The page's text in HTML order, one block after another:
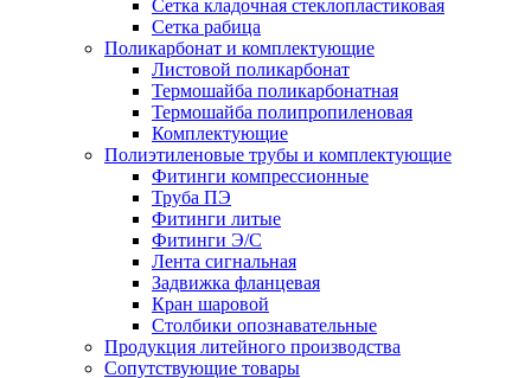
Сетка кладочная стеклопластиковая
Сетка рабица
Поликарбонат и комплектующие
Листовой поликарбонат
Термошайба поликарбонатная
Термошайба полипропиленовая
Комплектующие
Полиэтиленовые трубы и комплектующие
Фитинги компрессионные
Труба ПЭ
Фитинги литые
Фитинги Э/С
Лента сигнальная
Задвижка фланцевая
Кран шаровой
Столбики опознавательные
Продукция литейного производства
Сопутствующие товары